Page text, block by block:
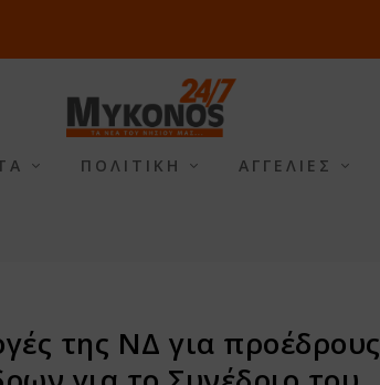
ΠΟΛΙΤΙΚΗ ΑΓΓΕΛΙΕΣ
της ΝΔ για προέδρους